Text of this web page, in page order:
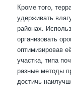
Кроме того,
удерживать
районах.
организовать
оптимизировав
участка, типа
разные методы
достичь